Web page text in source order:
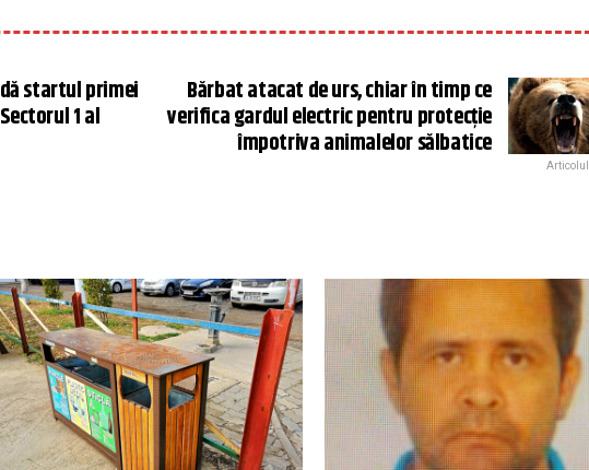
startul primei
1 al
Bărbat atacat de urs, chiar în timp ce
verifica gardul electric pentru protecţie
împotriva animalelor sălbatice